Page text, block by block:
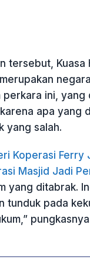
tersebut, Kuasa
perkara ini,
apa yang
yang salah.
Koperasi Ferry
Masjid Jadi
yang ditabrak.
tunduk pada